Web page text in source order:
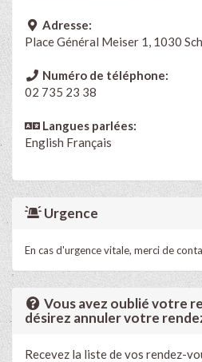
Adresse:
Place Général Meiser 1, 1030
Numéro de téléphone:
02 735 23 38
Langues parlées:
English Français
Urgence
En cas d'urgence vitale, merci de
Vous avez oublié votre
désirez annuler votre
Recevez la liste de vos rendez-